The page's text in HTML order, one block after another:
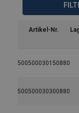
Artikel-Nr.
500500030150880
500500030300880